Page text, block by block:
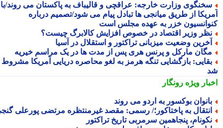
وزارت خارجه: عراقچی و قالیباف به پاکستان می روند/با
از طریق میانجی ها تبادل پیام می شود/تصمیم درباره
خزر به عهده مجلس است
وزیر اقتصاد در خصوص افزایش کالابرگ چیست؟
وضعیت میزبانی تراکتور و استقلال در آسیا
مارکل و پرنس هری پس از مدت ها در یک مراسم خیریه
بازگشایی تنگه هرمز به لغو محاصره دریایی آمریکا مشروط
ویژهرونگار
بوکسور به اردو می روند
به پاختاکور؛/ رسمی: مقصد غیرمنتظره مرتضی پورعلی گنجی
پنجاهمین سرمربی تاریخ تراکتور